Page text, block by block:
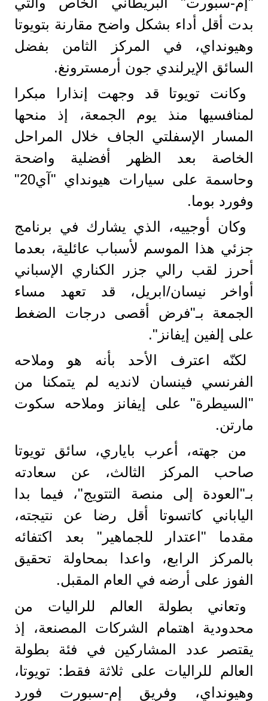
بدت أقل أداء بشكل واضح مقارنة بتويوتا
وهيونداي، في المركز الثامن بفضل
السائق الإيرلندي جون أرمسترونغ.
وكانت تويوتا قد وجهت إنذارا مبكرا
لمنافسيها منذ يوم الجمعة، إذ منحها
المسار الإسفلتي الجاف خلال المراحل
الخاصة بعد الظهر أفضلية واضحة
وحاسمة على سيارات هيونداي "آي20"
وفورد بوما.
وكان أوجييه، الذي يشارك في برنامج
جزئي هذا الموسم لأسباب عائلية، بعدما
أحرز لقب رالي جزر الكناري الإسباني
أواخر نيسان/ابريل، قد تعهد مساء
الجمعة بـ"فرض أقصى درجات الضغط
على إلفين إيفانز".
لكنّه اعترف الأحد بأنه هو وملاحه
الفرنسي فينسان لانديه لم يتمكنا من
"السيطرة" على إيفانز وملاحه سكوت
مارتن.
من جهته، أعرب باياري، سائق تويوتا
صاحب المركز الثالث، عن سعادته
بـ"العودة إلى منصة التتويج"، فيما بدا
الياباني كاتسوتا أقل رضا عن نتيجته،
مقدما "اعتدار للجماهير" بعد اكتفائه
بالمركز الرابع، واعدا بمحاولة تحقيق
الفوز على أرضه في العام المقبل.
وتعاني بطولة العالم للراليات من
محدودية اهتمام الشركات المصنعة، إذ
يقتصر عدد المشاركين في فئة بطولة
العالم للراليات على ثلاثة فقط: تويوتا،
وهيونداي، وفريق إم-سبورت فورد